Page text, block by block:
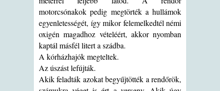
motorcsónakok pedig megtörték a hullámok
egyenletességét, így mikor felemelkedtél némi
oxigén magadhoz vételéért, akkor nyomban
kaptál másfél litert a szádba.
A kórházhajók megteltek.
Az úszást lefújták.
Akik feladták azokat begyűjtötték a rendőrök,